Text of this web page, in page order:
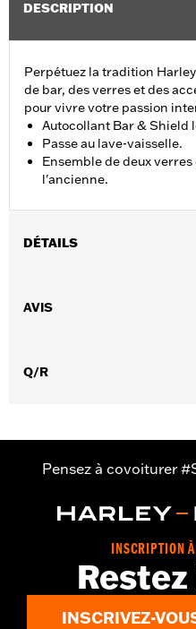
DESCRIPTION
Perpétuez la tradition
de bar, des verres et des
pour vivre votre passion
Autocollant Bar & Shield
Passe au lave-vaisselle.
Ensemble de deux
l'ancienne.
DÉTAILS
Numéro de style du
AVIS
Q/R
Pensez à covoiturer
INSCRIPTION
INSCRIVEZ-